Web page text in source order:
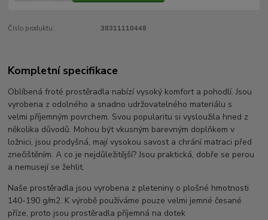
Číslo produktu: 38311110448
Kompletní specifikace
Oblíbená froté prostěradla nabízí vysoký komfort a pohodlí. Jsou
vyrobena z odolného a snadno udržovatelného materiálu s
velmi příjemným povrchem. Svou popularitu si vysloužila hned z
několika důvodů. Mohou být vkusným barevným doplňkem v
ložnici, jsou prodyšná, mají vysokou savost a chrání matraci před
znečištěním. A co je nejdůležitější? Jsou praktická, dobře se perou
a nemusejí se žehlit.
Naše prostěradla jsou vyrobena z pleteniny o plošné hmotnosti
140-190 g/m2. K výrobě používáme pouze velmi jemné česané
příze, proto jsou prostěradla příjemná na dotek